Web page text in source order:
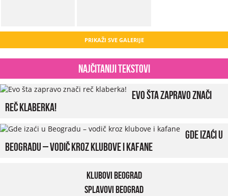
PRIKAŽI SVE GALERIJE
Najčitaniji tekstovi
Evo šta zapravo znači
reč klaberka!
Gde izaći u
Beogradu – vodič kroz klubove i kafane
Klubovi Beograd
Splavovi Beograd